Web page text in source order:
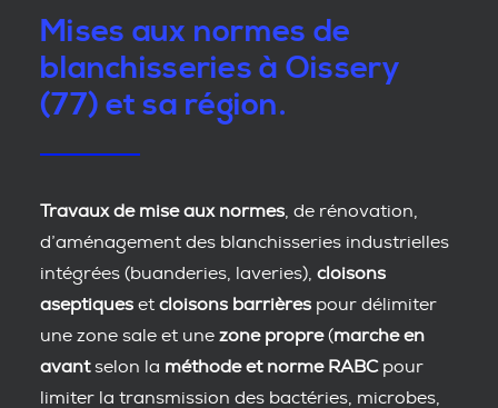
Mises aux normes de
blanchisseries à Oissery
(77) et sa région.
Travaux de mise aux normes , de rénovation,
d’aménagement des blanchisseries industrielles
intégrées (buanderies, laveries), cloisons
aseptiques et cloisons barrières pour délimiter
une zone sale et une zone propre(marche en
avantselon la méthode et norme RABCpour
limiter la transmission des bactéries, microbes,